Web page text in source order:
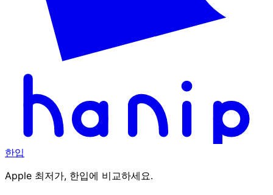
한입
Apple 최저가, 한입에 비교하세요.